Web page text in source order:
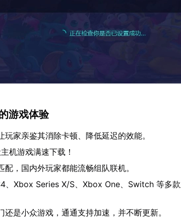
游戏体验
玩家亲鉴其消除卡顿、降低延迟的效能。
机游戏满速下载！
配，国内外玩家都能流畅组队联机。
、Xbox Series X/S、Xbox One、Switch 等多款
还是小众游戏，通通支持加速，并不断更新。